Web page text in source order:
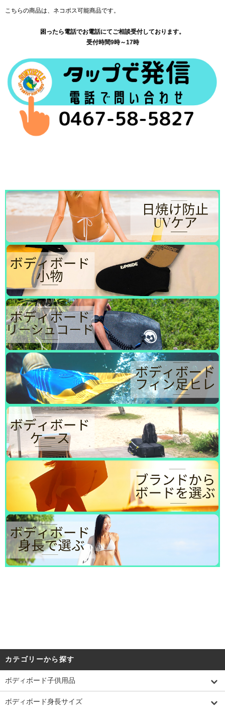
こちらの商品は、ネコポス可能商品です。
困ったら電話でお電話にてご相談受付しております。
受付時間9時～17時
カテゴリーから探す
ボディボード子供用品
ボディボード身長サイズ